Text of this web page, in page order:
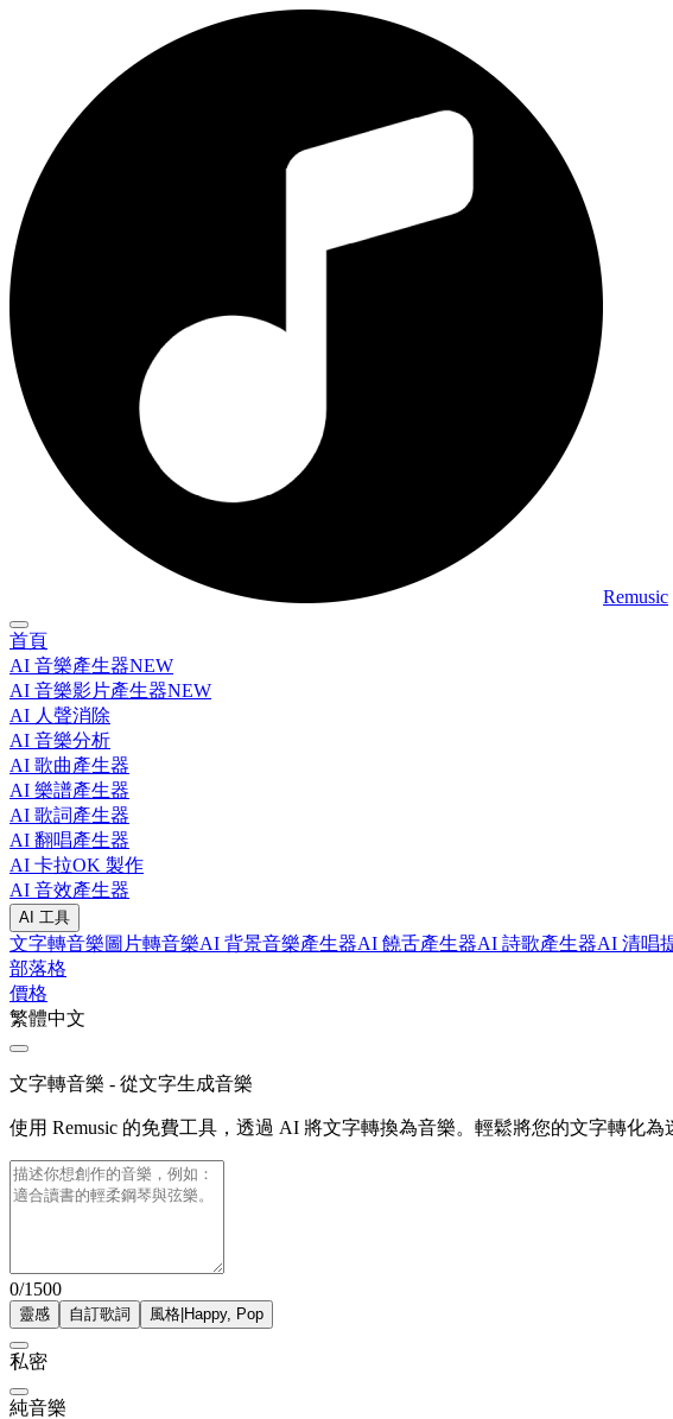
Remusic
首頁
AI 音樂產生器NEW
AI 音樂影片產生器NEW
AI 人聲消除
AI 音樂分析
AI 歌曲產生器
AI 樂譜產生器
AI 歌詞產生器
AI 翻唱產生器
AI 卡拉OK 製作
AI 音效產生器
AI 工具
文字轉音樂圖片轉音樂AI 背景音樂產生器AI 饒舌產生器AI 詩歌產生器AI 清唱
部落格
價格
繁體中文
文字轉音樂 - 從文字生成音樂
使用 Remusic 的免費工具，透過 AI 將文字轉換為音樂。輕鬆將您的文字轉化為
0/1500
靈感 自訂歌詞 風格 Happy, Pop
私密
純音樂